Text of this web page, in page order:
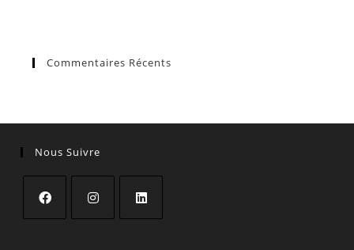
Commentaires Récents
Nous Suivre